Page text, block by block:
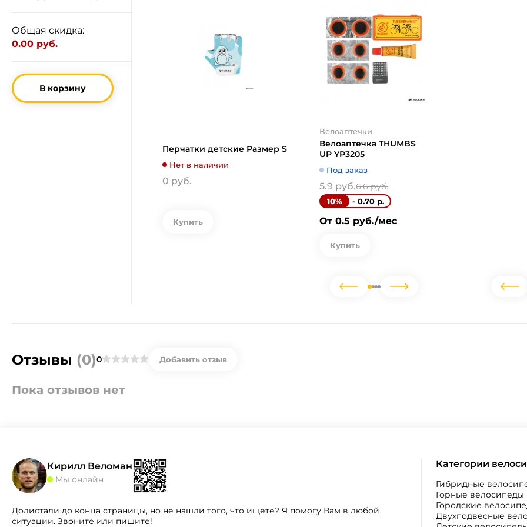
Общая скидка:
0.00 руб.
В корзину
Перчатки детские Размер S
Нет в наличии
0 руб.
Купить
Велоаптечки
Велоаптечка THUMBS
UP YP3205
Под заказ
5.9 руб.6.6 руб.
10% - 0.70 р.
От 0.5 руб./мес
Купить
Отзывы (0)0 Добавить отзыв
Пока отзывов нет
Кирилл Веломан
Мы онлайн
Долистали до конца страницы, но не нашли того, что ищете? Я помогу Вам в любой
ситуации. Звоните или пишите!
Категории
Гибридные
Горные велосипеды
Городские
Двухподвесные